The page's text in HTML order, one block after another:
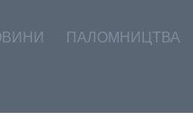
ПАЛОМНИЦТВА